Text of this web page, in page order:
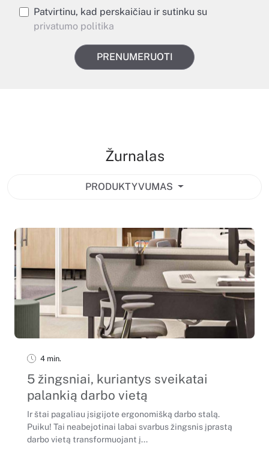
Patvirtinu, kad perskaičiau ir sutinku su
privatumo politika
PRENUMERUOTI
Žurnalas
PRODUKTYVUMAS
4 min.
5 žingsniai, kuriantys sveikatai
palankią darbo vietą
Ir štai pagaliau įsigijote ergonomišką darbo stalą.
Puiku! Tai neabejotinai labai svarbus žingsnis įprastą
darbo vietą transformuojant į...